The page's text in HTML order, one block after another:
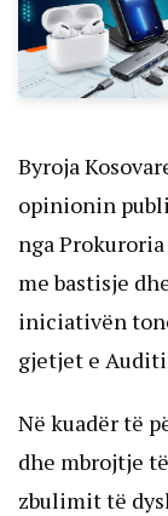
Byroja
opinionin
nga
me bastisje
iniciativën
gjetjet e
Në kuadër të
dhe mbrojtje
zbulimit të